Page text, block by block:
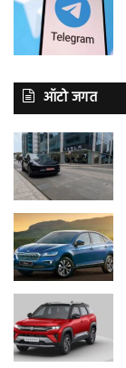
ऑटो जगत